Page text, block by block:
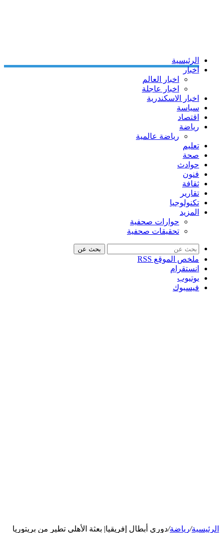
الرئيسية
اخبار
اخبار العالم
اخبار عاجلة
اخبار الاسكندرية
سياسة
اقتصاد
رياضة
رياضة عالمية
تعليم
صحة
حوادث
فنون
ثقافة
تقارير
تكنولوجيا
المزيد
حوارات صحفية
تحقيقات صحفية
بحث عن
ملخص الموقع RSS
انستقرام
يوتيوب
فيسبوك
الرئيسية/رياضة/دوري أبطال إفريقيا| بعثة الأهلي تطير من بريتوريا